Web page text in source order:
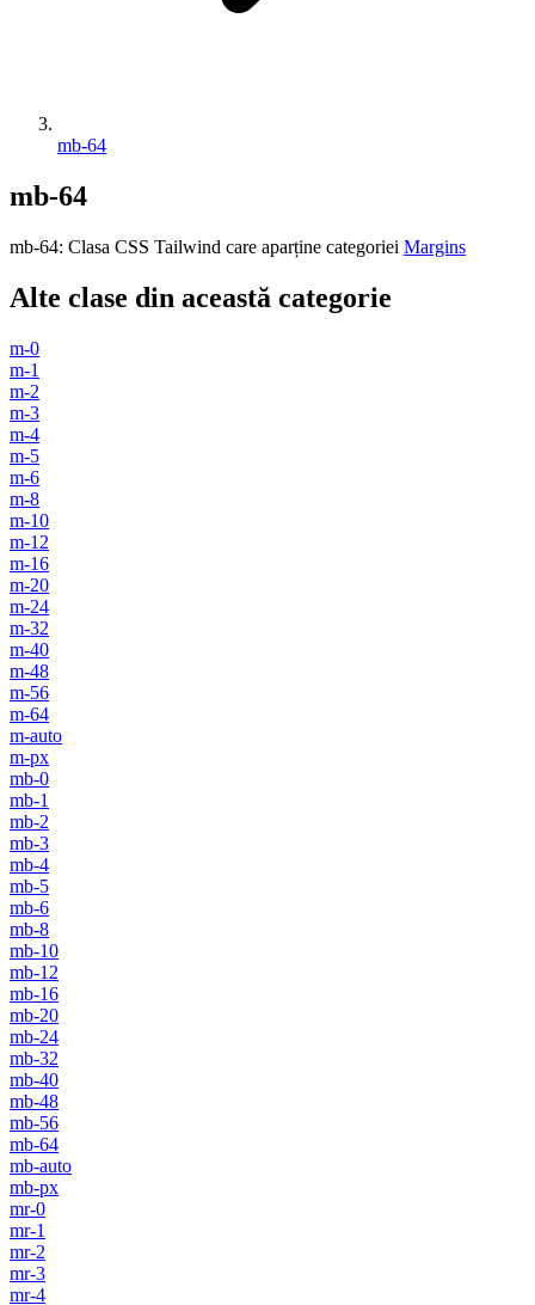
mb-64
mb-64
mb-64: Clasa CSS Tailwind care aparține categoriei Margins
Alte clase din această categorie
m-0
m-1
m-2
m-3
m-4
m-5
m-6
m-8
m-10
m-12
m-16
m-20
m-24
m-32
m-40
m-48
m-56
m-64
m-auto
m-px
mb-0
mb-1
mb-2
mb-3
mb-4
mb-5
mb-6
mb-8
mb-10
mb-12
mb-16
mb-20
mb-24
mb-32
mb-40
mb-48
mb-56
mb-64
mb-auto
mb-px
mr-0
mr-1
mr-2
mr-3
mr-4